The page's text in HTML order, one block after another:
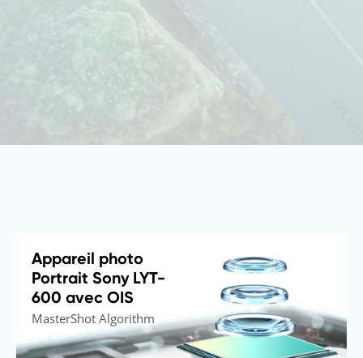
Appareil photo
Portrait Sony LYT-
600 avec OIS
MasterShot Algorithm